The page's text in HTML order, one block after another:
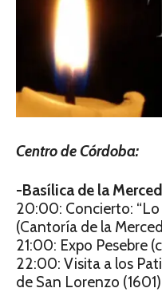
Centro de Córdoba:
-Basílica de la
20:00: Concierto: “Lo
(Cantoría de la
21:00: Expo Pesebre
22:00: Visita a los
de San Lorenzo (1601)